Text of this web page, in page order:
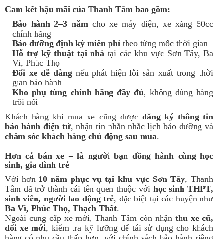
Cam kết hậu mãi của Thanh Tâm bao gồm:
Bảo hành 2–3 năm cho xe máy điện, xe xăng 50cc
chính hãng
Bảo dưỡng định kỳ miễn phí theo từng mốc thời gian
Hỗ trợ kỹ thuật tại nhà tại các khu vực Sơn Tây, Ba
Vì, Phúc Thọ
Đổi xe dễ dàngnếu phát hiện lỗi sản xuất trong thời
gian bảo hành
Kho phụ tùng chính hãng đầy đủ, không dùng hàng
trôi nổi
Khách hàng khi mua xe cũng được đăng ký thông tin
bảo hành điện tử, nhận tin nhắn nhắc lịch bảo dưỡng và
chăm sóc khách hàng chủ động sau mua.
Hơn cả bán xe – là người bạn đồng hành cùng học
sinh, gia đình trẻ
Với hơn 10 năm phục vụ tại khu vực Sơn Tây, Thanh
Tâm đã trở thành cái tên quen thuộc với học sinh THPT,
sinh viên, người lao động trẻ, đặc biệt tại các huyện như
Ba Vì, Phúc Thọ, Thạch Thất.
Ngoài cung cấp xe mới, Thanh Tâm còn nhận thu xe cũ,
đổi xe mới, kiểm tra kỹ lưỡng để tái sử dụng cho khách